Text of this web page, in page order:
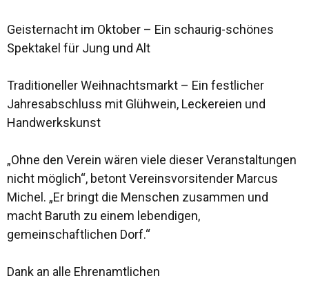
Geisternacht im Oktober – Ein schaurig-schönes
Spektakel für Jung und Alt
Traditioneller Weihnachtsmarkt – Ein festlicher
Jahresabschluss mit Glühwein, Leckereien und
Handwerkskunst
„Ohne den Verein wären viele dieser Veranstaltungen
nicht möglich“, betont Vereinsvorsitender Marcus
Michel. „Er bringt die Menschen zusammen und
macht Baruth zu einem lebendigen,
gemeinschaftlichen Dorf.“
Dank an alle Ehrenamtlichen